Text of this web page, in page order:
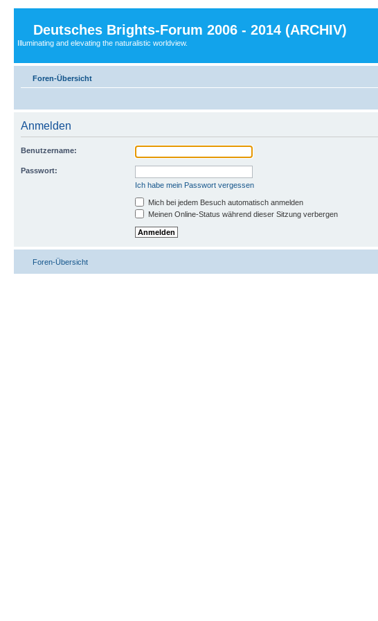
Deutsches Brights-Forum 2006 - 2014 (ARCHIV)
Illuminating and elevating the naturalistic worldview.
Foren-Übersicht
Anmelden
Benutzername:
Passwort:
Ich habe mein Passwort vergessen
Mich bei jedem Besuch automatisch anmelden
Meinen Online-Status während dieser Sitzung verbergen
Foren-Übersicht